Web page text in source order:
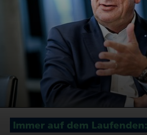
Immer auf dem Laufenden: